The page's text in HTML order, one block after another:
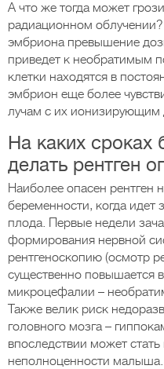
А что же тогда может
радиационном
эмбриона превышение
приведет к необратимым
клетки находятся в
эмбрион еще более
лучам с их ионизирующим
На каких сроках
делать рентген
Наиболее опасен рентген
беременности, когда идет
плода. Первые недели
формирования нервной
рентгеноскопию (осмотр
существенно повышается
микроцефалии –
Также велик риск
головного мозга –
впоследствии может
неполноценности малыша.